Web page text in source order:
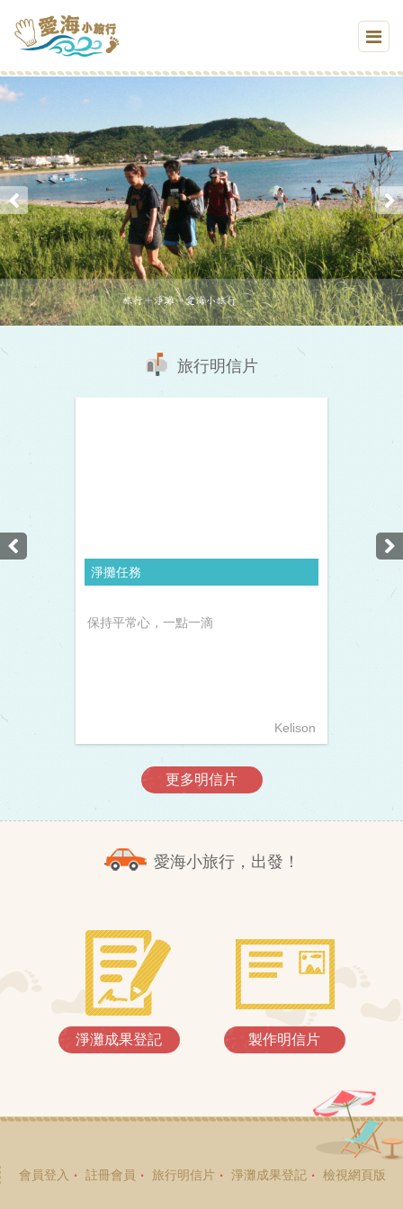
旅行明信片
淨攤任務
保持平常心，一點一滴
Kelison
更多明信片
愛海小旅行，出發！
淨灘成果登記 製作明信片
會員登入 註冊會員 旅行明信片 淨灘成果登記 檢視網頁版